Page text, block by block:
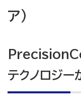
ア）
テクノロジ